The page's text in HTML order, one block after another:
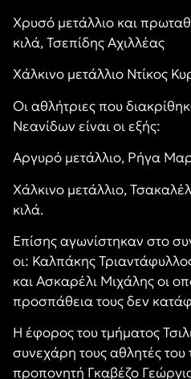
Χρυσό μετάλλιο και
κιλά, Τσεπίδης Αχιλλέας
Χάλκινο μετάλλιο Ντίκος
Οι αθλήτριες που
Νεανίδων είναι οι εξής:
Αργυρό μετάλλιο, Ρήγα
Χάλκινο μετάλλιο,
κιλά.
Επίσης αγωνίστηκαν στο
οι: Καλπάκης
και Ασκαρέλι Μιχάλης οι
προσπάθεια τους δεν
Η έφορος του τμήματος
συνεχάρη τους αθλητές του
προπονητή Γκαβέζο